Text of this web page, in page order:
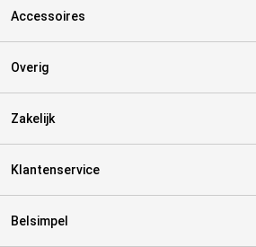
Accessoires
Overig
Zakelijk
Klantenservice
Belsimpel